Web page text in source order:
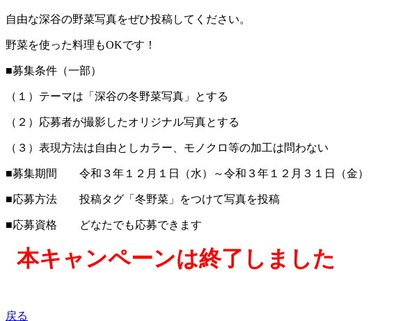
自由な深谷の野菜写真をぜひ投稿してください。
野菜を使った料理もOKです！
■募集条件（一部）
（１）テーマは「深谷の冬野菜写真」とする
（２）応募者が撮影したオリジナル写真とする
（３）表現方法は自由としカラー、モノクロ等の加工は問わない
■募集期間 令和３年１２月１日（水）～令和３年１２月３１日（金）
■応募方法 投稿タグ「冬野菜」をつけて写真を投稿
■応募資格 どなたでも応募できます
本キャンペーンは終了しました
戻る